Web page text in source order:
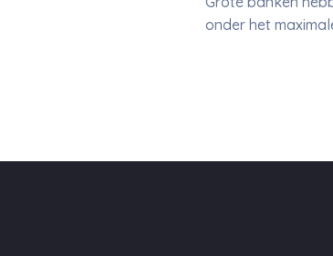
onder het